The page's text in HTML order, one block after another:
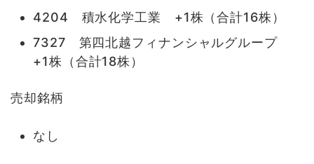
4204 積水化学工業 +1株（合計16株）
7327 第四北越フィナンシャルグループ
+1株（合計18株）
売却銘柄
なし